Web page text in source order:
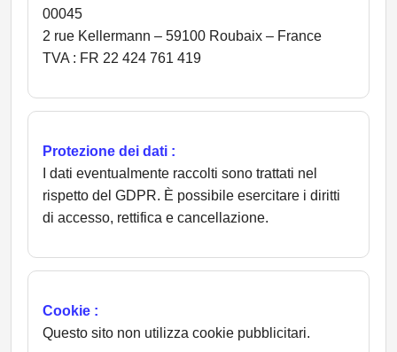
00045
2 rue Kellermann – 59100 Roubaix – France
TVA : FR 22 424 761 419
Protezione dei dati :
I dati eventualmente raccolti sono trattati nel
rispetto del GDPR. È possibile esercitare i diritti
di accesso, rettifica e cancellazione.
Cookie :
Questo sito non utilizza cookie pubblicitari.